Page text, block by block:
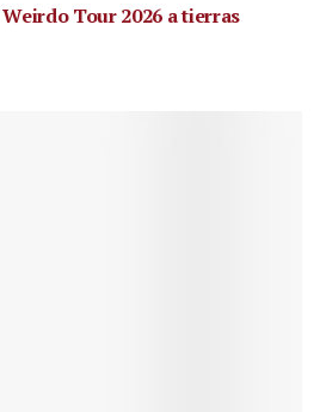
Tour 2026 a tierras